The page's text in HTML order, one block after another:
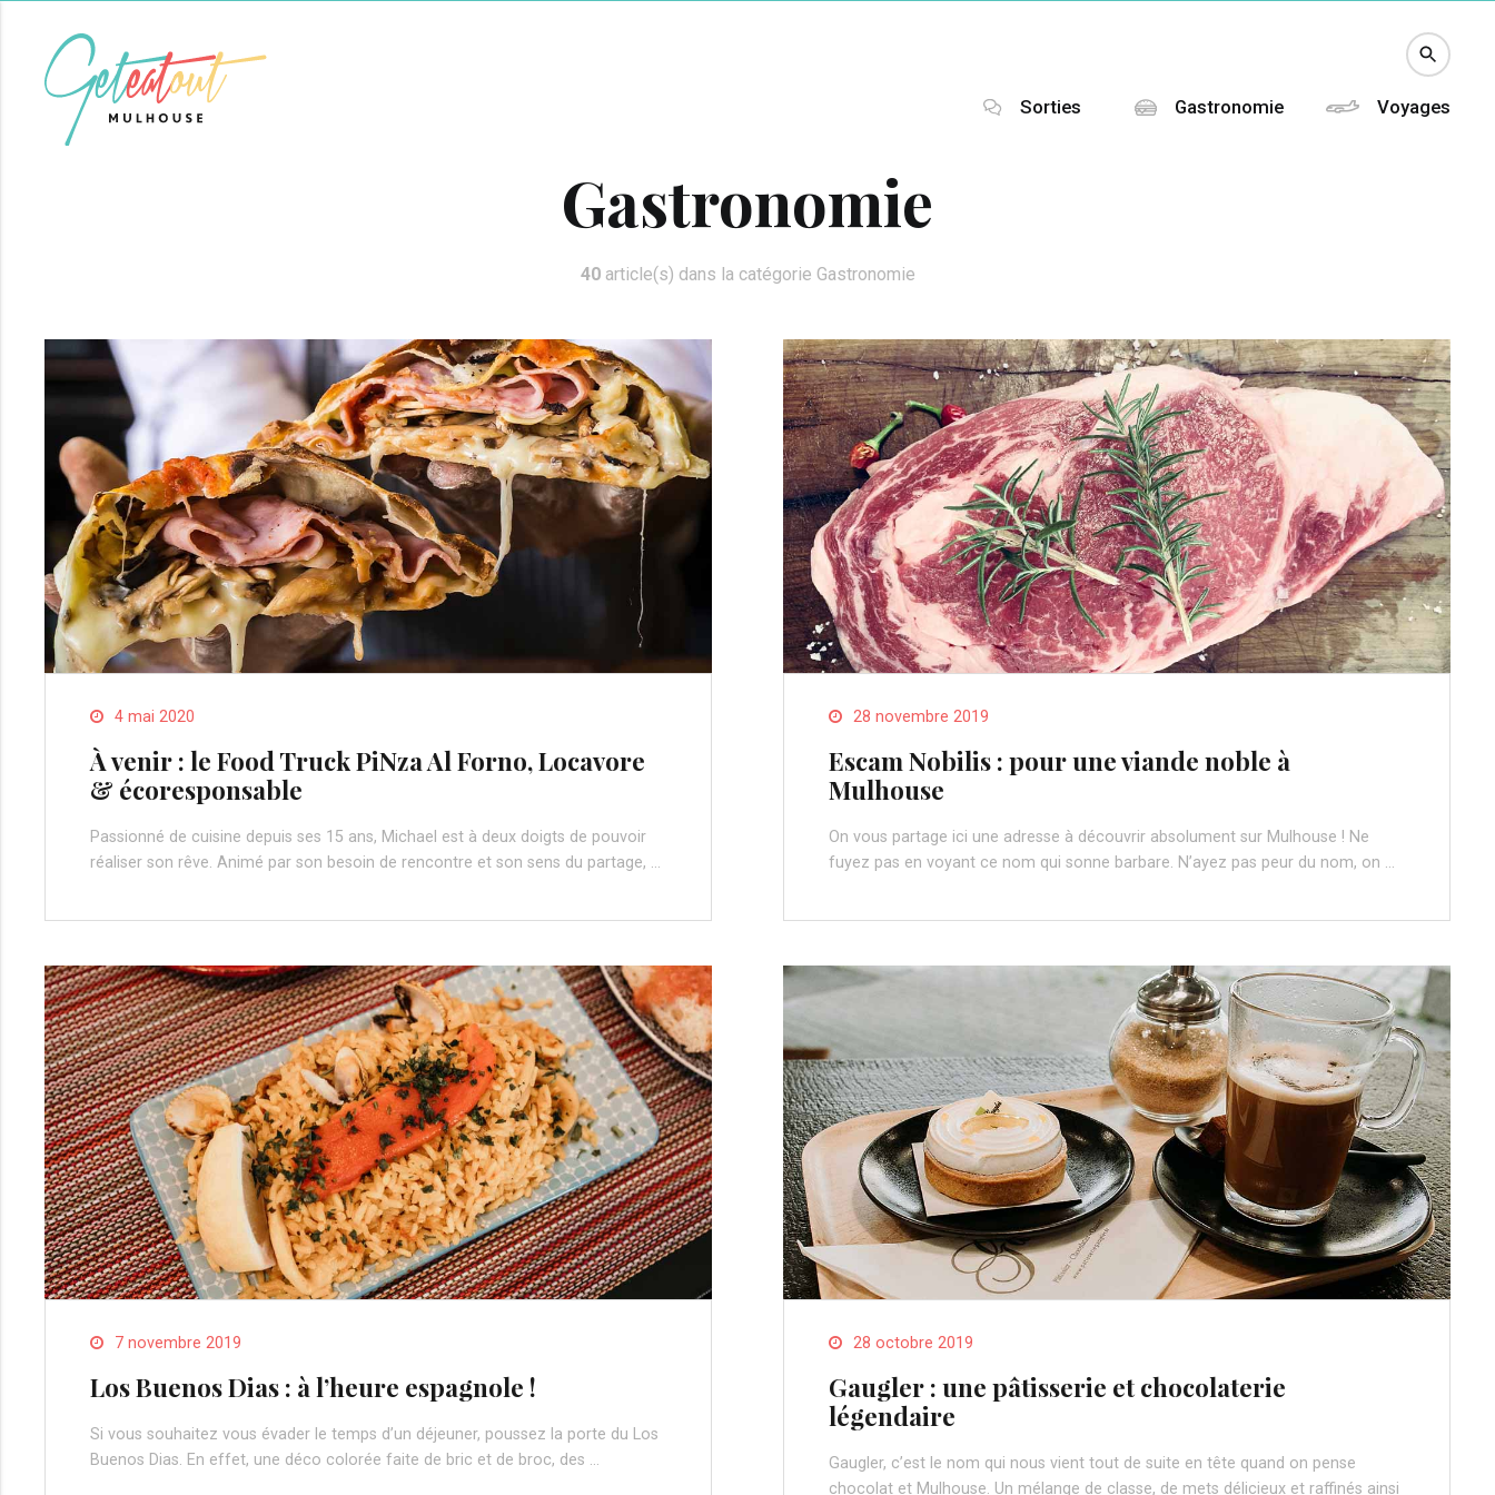
Sorties Gastronomie Voyages
Gastronomie
40article(s) dans la catégorie Gastronomie
4 mai 2020
À venir : le Food Truck PiNza Al Forno, Locavore
& écoresponsable
Passionné de cuisine depuis ses 15 ans, Michael est à deux doigts de pouvoir
réaliser son rêve. Animé par son besoin de rencontre et son sens du partage, …
28 novembre 2019
Escam Nobilis : pour une viande noble à
Mulhouse
On vous partage ici une adresse à découvrir absolument sur Mulhouse ! Ne
fuyez pas en voyant ce nom qui sonne barbare. N’ayez pas peur du nom, on …
7 novembre 2019
Los Buenos Dias : à l’heure espagnole !
Si vous souhaitez vous évader le temps d’un déjeuner, poussez la porte du Los
Buenos Dias. En effet, une déco colorée faite de bric et de broc, des …
28 octobre 2019
Gaugler : une pâtisserie et chocolaterie
légendaire
Gaugler, c’est le nom qui nous vient tout de suite en tête quand on pense
chocolat et Mulhouse. Un mélange de classe, de mets délicieux et raffinés ainsi